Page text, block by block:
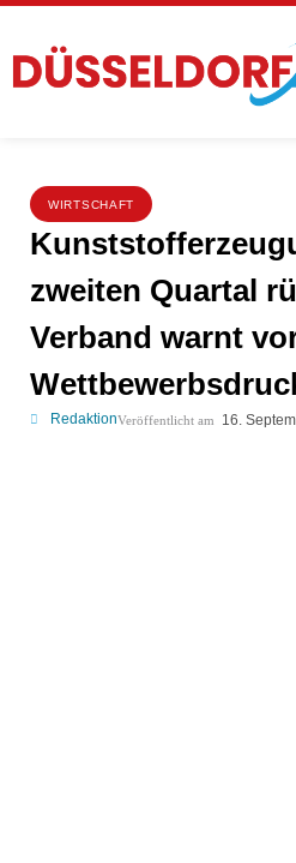
WIRTSCHAFT
zweiten Quartal
Verband warnt
RedaktionVeröffentlicht am 16.